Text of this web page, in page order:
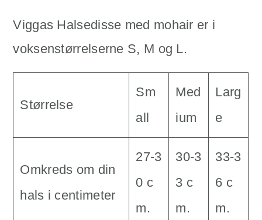
Viggas Halsedisse med mohair er i
voksenstørrelserne S, M og L.
Størrelse
Sm
all
Med
ium
Larg
e
Omkreds om din
hals i centimeter
27-3
0 c
m.
30-3
3 c
m.
33-3
6 c
m.